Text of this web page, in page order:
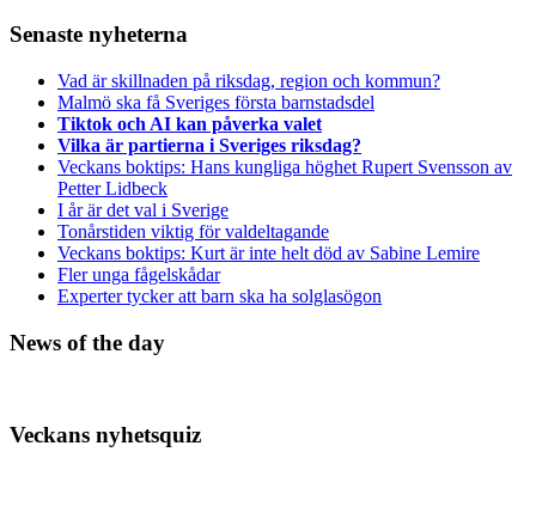
Senaste nyheterna
Vad är skillnaden på riksdag, region och kommun?
Malmö ska få Sveriges första barnstadsdel
Tiktok och AI kan påverka valet
Vilka är partierna i Sveriges riksdag?
Veckans boktips: Hans kungliga höghet Rupert Svensson av
Petter Lidbeck
I år är det val i Sverige
Tonårstiden viktig för valdeltagande
Veckans boktips: Kurt är inte helt död av Sabine Lemire
Fler unga fågelskådar
Experter tycker att barn ska ha solglasögon
News of the day
Veckans nyhetsquiz